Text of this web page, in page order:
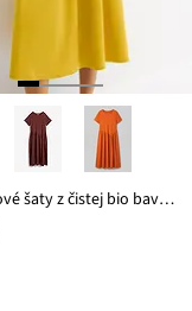
Džersejové šaty z čistej bio bavlny